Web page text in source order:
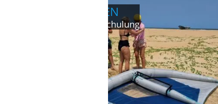
WINGSURFEN/FOILEN
Anfänger- und Aufsteigerschulung